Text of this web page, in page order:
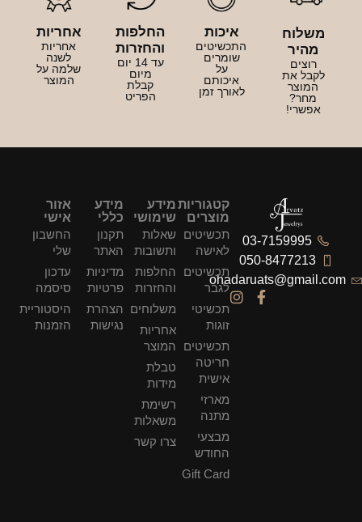
משלוח
מהיר
רוצים
לקבל את
המוצר
מחר?
אפשרי!
איכות
התכשיטים
שומרים
על
איכותם
לאורך זמן
החלפות
והחזרות
עד 14 יום
מיום
קבלת
הפריט
אחריות
אחריות
לשנה
שלמה על
המוצר
03-7159995
050-8477213
ohadaruats@gmail.com
קטגוריות
מוצרים
תכשיטים
לאישה
תכשיטים
לגבר
תכשיטי
זוגות
תכשיטים
חריטה
אישית
מארזי
מתנה
מבצעי
החודש
Gift Card
מידע
שימושי
שאלות
ותשובות
החלפות
והחזרות
משלוחים
אחריות
המוצר
טבלת
מידות
רשימת
משאלות
צרו קשר
מידע
כללי
תקנון
האתר
מדיניות
פרטיות
הצהרת
נגישות
אזור
אישי
החשבון
שלי
עדכון
סיסמה
היסטוריית
הזמנות